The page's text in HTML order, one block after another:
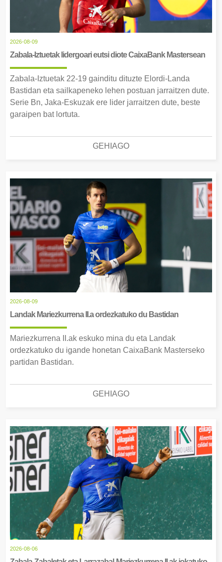
2026-08-09
Zabala-Iztuetak lidergoari eutsi diote CaixaBank Mastersean
Zabala-Iztuetak 22-19 gainditu dituzte Elordi-Landa
Bastidan eta sailkapeneko lehen postuan jarraitzen dute.
Serie Bn, Jaka-Eskuzak ere lider jarraitzen dute, beste
garaipen bat lortuta.
GEHIAGO
2026-08-09
Landak Mariezkurrena II.a ordezkatuko du Bastidan
Mariezkurrena II.ak eskuko mina du eta Landak
ordezkatuko du igande honetan CaixaBank Masterseko
partidan Bastidan.
GEHIAGO
2026-08-06